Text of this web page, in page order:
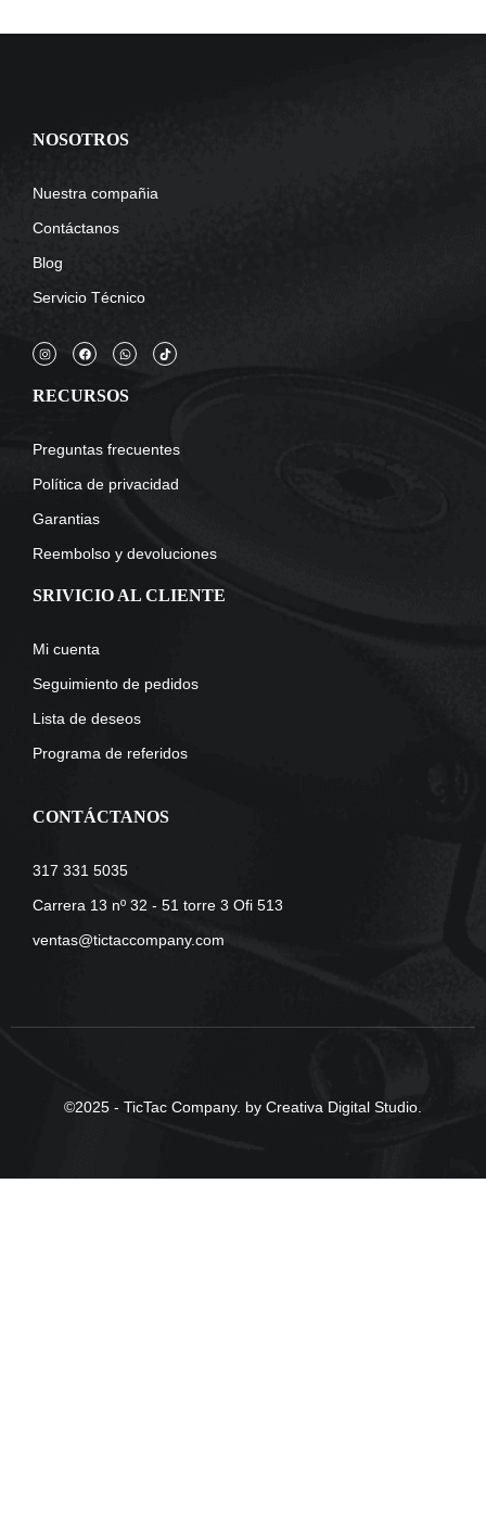
NOSOTROS
Nuestra compañia
Contáctanos
Blog
Servicio Técnico
RECURSOS
Preguntas frecuentes
Política de privacidad
Garantias
Reembolso y devoluciones
SRIVICIO AL CLIENTE
Mi cuenta
Seguimiento de pedidos
Lista de deseos
Programa de referidos
CONTÁCTANOS
317 331 5035
Carrera 13 nº 32 - 51 torre 3 Ofi 513
ventas@tictaccompany.com
©2025 - TicTac Company. by Creativa Digital Studio.